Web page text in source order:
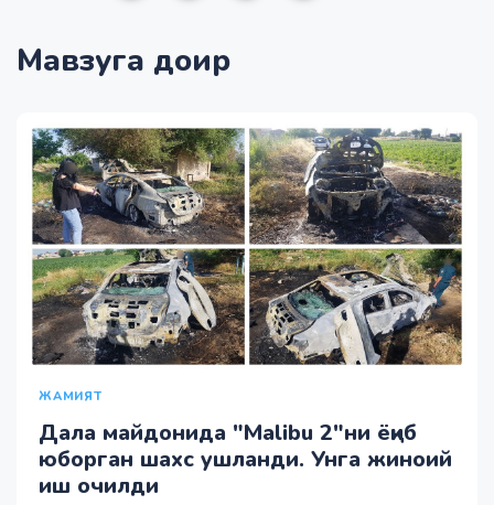
Мавзуга доир
ЖАМИЯТ
Дала майдонида "Malibu 2"ни ёқиб
юборган шахс ушланди. Унга жиноий
иш очилди